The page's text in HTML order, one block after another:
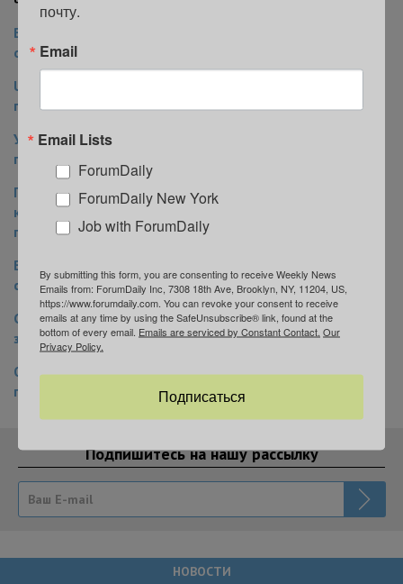
Водители негодуют, пешеходы радуются: на одной из
оживленных улиц Нью-Йорка ограничат движение
Uber внедрил вертолетное такси из Манхэттена в JFK:
горожане говорят, что оно не быстрее обычного
Угроза для жизни: в Нью-Йорке обнаружены серьезные
проблемы в шести депо МТА
Потратят $51,5 млрд: Нью-Йорк анонсировал самый
крупный в истории ремонт транспортной системы
города
Википедия жизни в Нью-Йорке: как выжить новичку в
столице мира
Серийным нарушителям порядка могут навсегда
запретить вход в метро Нью-Йорка
От такси до канатной дороги: что нужно знать
приезжему о транспорте в Нью-Йорке
Подпишитесь на нашу рассылку
НОВОСТИ
почту.
Email
Email Lists
ForumDaily
ForumDaily New York
Job with ForumDaily
By submitting this form, you are consenting to receive Weekly News
Emails from: ForumDaily Inc, 7308 18th Ave, Brooklyn, NY, 11204, US,
https://www.forumdaily.com. You can revoke your consent to receive
emails at any time by using the SafeUnsubscribe® link, found at the
bottom of every email. Emails are serviced by Constant Contact. Our
Privacy Policy.
Подписаться